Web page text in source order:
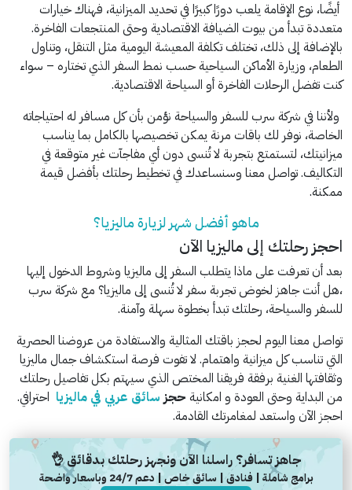
أيضًا، نوع الإقامة يلعب دورًا كبيرًا في تحديد الميزانية، فهناك خيارات
متعددة تبدأ من بيوت الضيافة الاقتصادية وحتى المنتجعات الفاخرة.
بالإضافة إلى ذلك، تختلف تكلفة المعيشة اليومية مثل التنقل، وتناول
الطعام، وزيارة الأماكن السياحية حسب نمط السفر الذي تختاره – سواء
كنت تفضل الرحلات الفاخرة أو السياحة الاقتصادية.
ولأننا في شركة سرب للسفر والسياحة نؤمن بأن كل مسافر له احتياجاته
الخاصة، نوفر لك باقات مرنة يمكن تخصيصها بالكامل بما يناسب
ميزانيتك، لتستمتع بتجربة لا تُنسى دون أي مفاجآت غير متوقعة في
التكاليف. تواصل معنا وسنساعدك في تخطيط رحلتك بأفضل قيمة
ممكنة.
ماهو أفضل شهر لزيارة ماليزيا؟
احجز رحلتك إلى ماليزيا الآن
بعد أن تعرفت على ماذا يتطلب السفر إلى ماليزيا وشروط الدخول إليها
،هل أنت جاهز لخوض تجربة سفر لا تُنسى إلى ماليزيا؟ مع شركة سرب
للسفر والسياحة، رحلتك تبدأ بخطوة سهلة وآمنة.
تواصل معنا اليوم لحجز باقتك المثالية والاستفادة من عروضنا الحصرية
التي تناسب كل ميزانية واهتمام. لا تفوت فرصة استكشاف جمال ماليزيا
وثقافتها الغنية برفقة فريقنا المختص الذي سيهتم بكل تفاصيل رحلتك
من البداية وحتى العودة و امكانية حجز سائق عربي في ماليزيا احترافي.
احجز الآن واستعد لمغامرتك القادمة.
جاهز تسافر؟ راسلنا الآن ونجهز رحلتك بدقائق 👌
برامج شاملة | فنادق | سائق خاص | دعم 24/7 وباسعار واضحة